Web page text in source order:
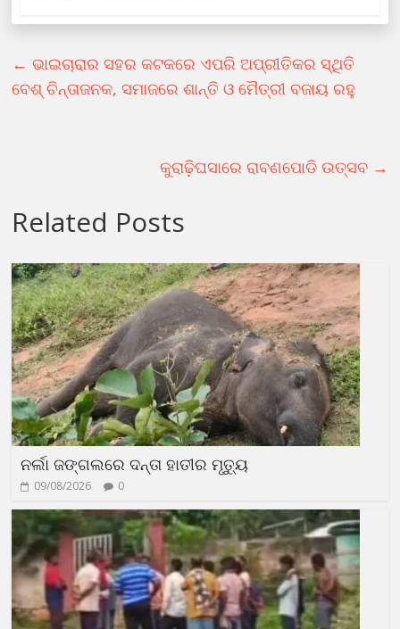
← ଭାଇଚାରାର ସହର କଟକରେ ଏପରି ଅପ୍ରୀତିକର ସ୍ଥିତି
ବେଶ୍ ଚିନ୍ତାଜନକ, ସମାଜରେ ଶାନ୍ତି ଓ ମୈତ୍ରୀ ବଜାୟ ରହୁ
କୁରାଢ଼ିଘସାରେ ରାବଣପୋଡି ଉତ୍ସବ →
Related Posts
ନର୍ଲା ଜଙ୍ଗଲରେ ଦନ୍ତା ହାତୀର ମୃତ୍ୟୁ
09/08/2026 0